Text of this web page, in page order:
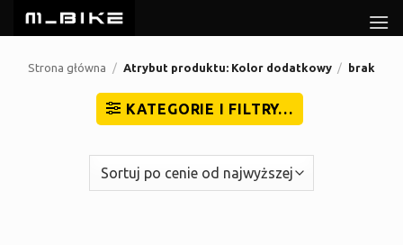
Przewiń
do
Strona główna / Atrybut produktu: Kolor dodatkowy / brak
KATEGORIE I FILTRY…